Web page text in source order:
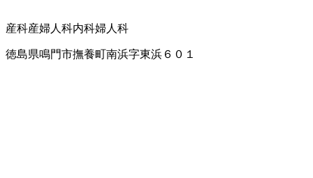
産科産婦人科内科婦人科
徳島県鳴門市撫養町南浜字東浜６０１